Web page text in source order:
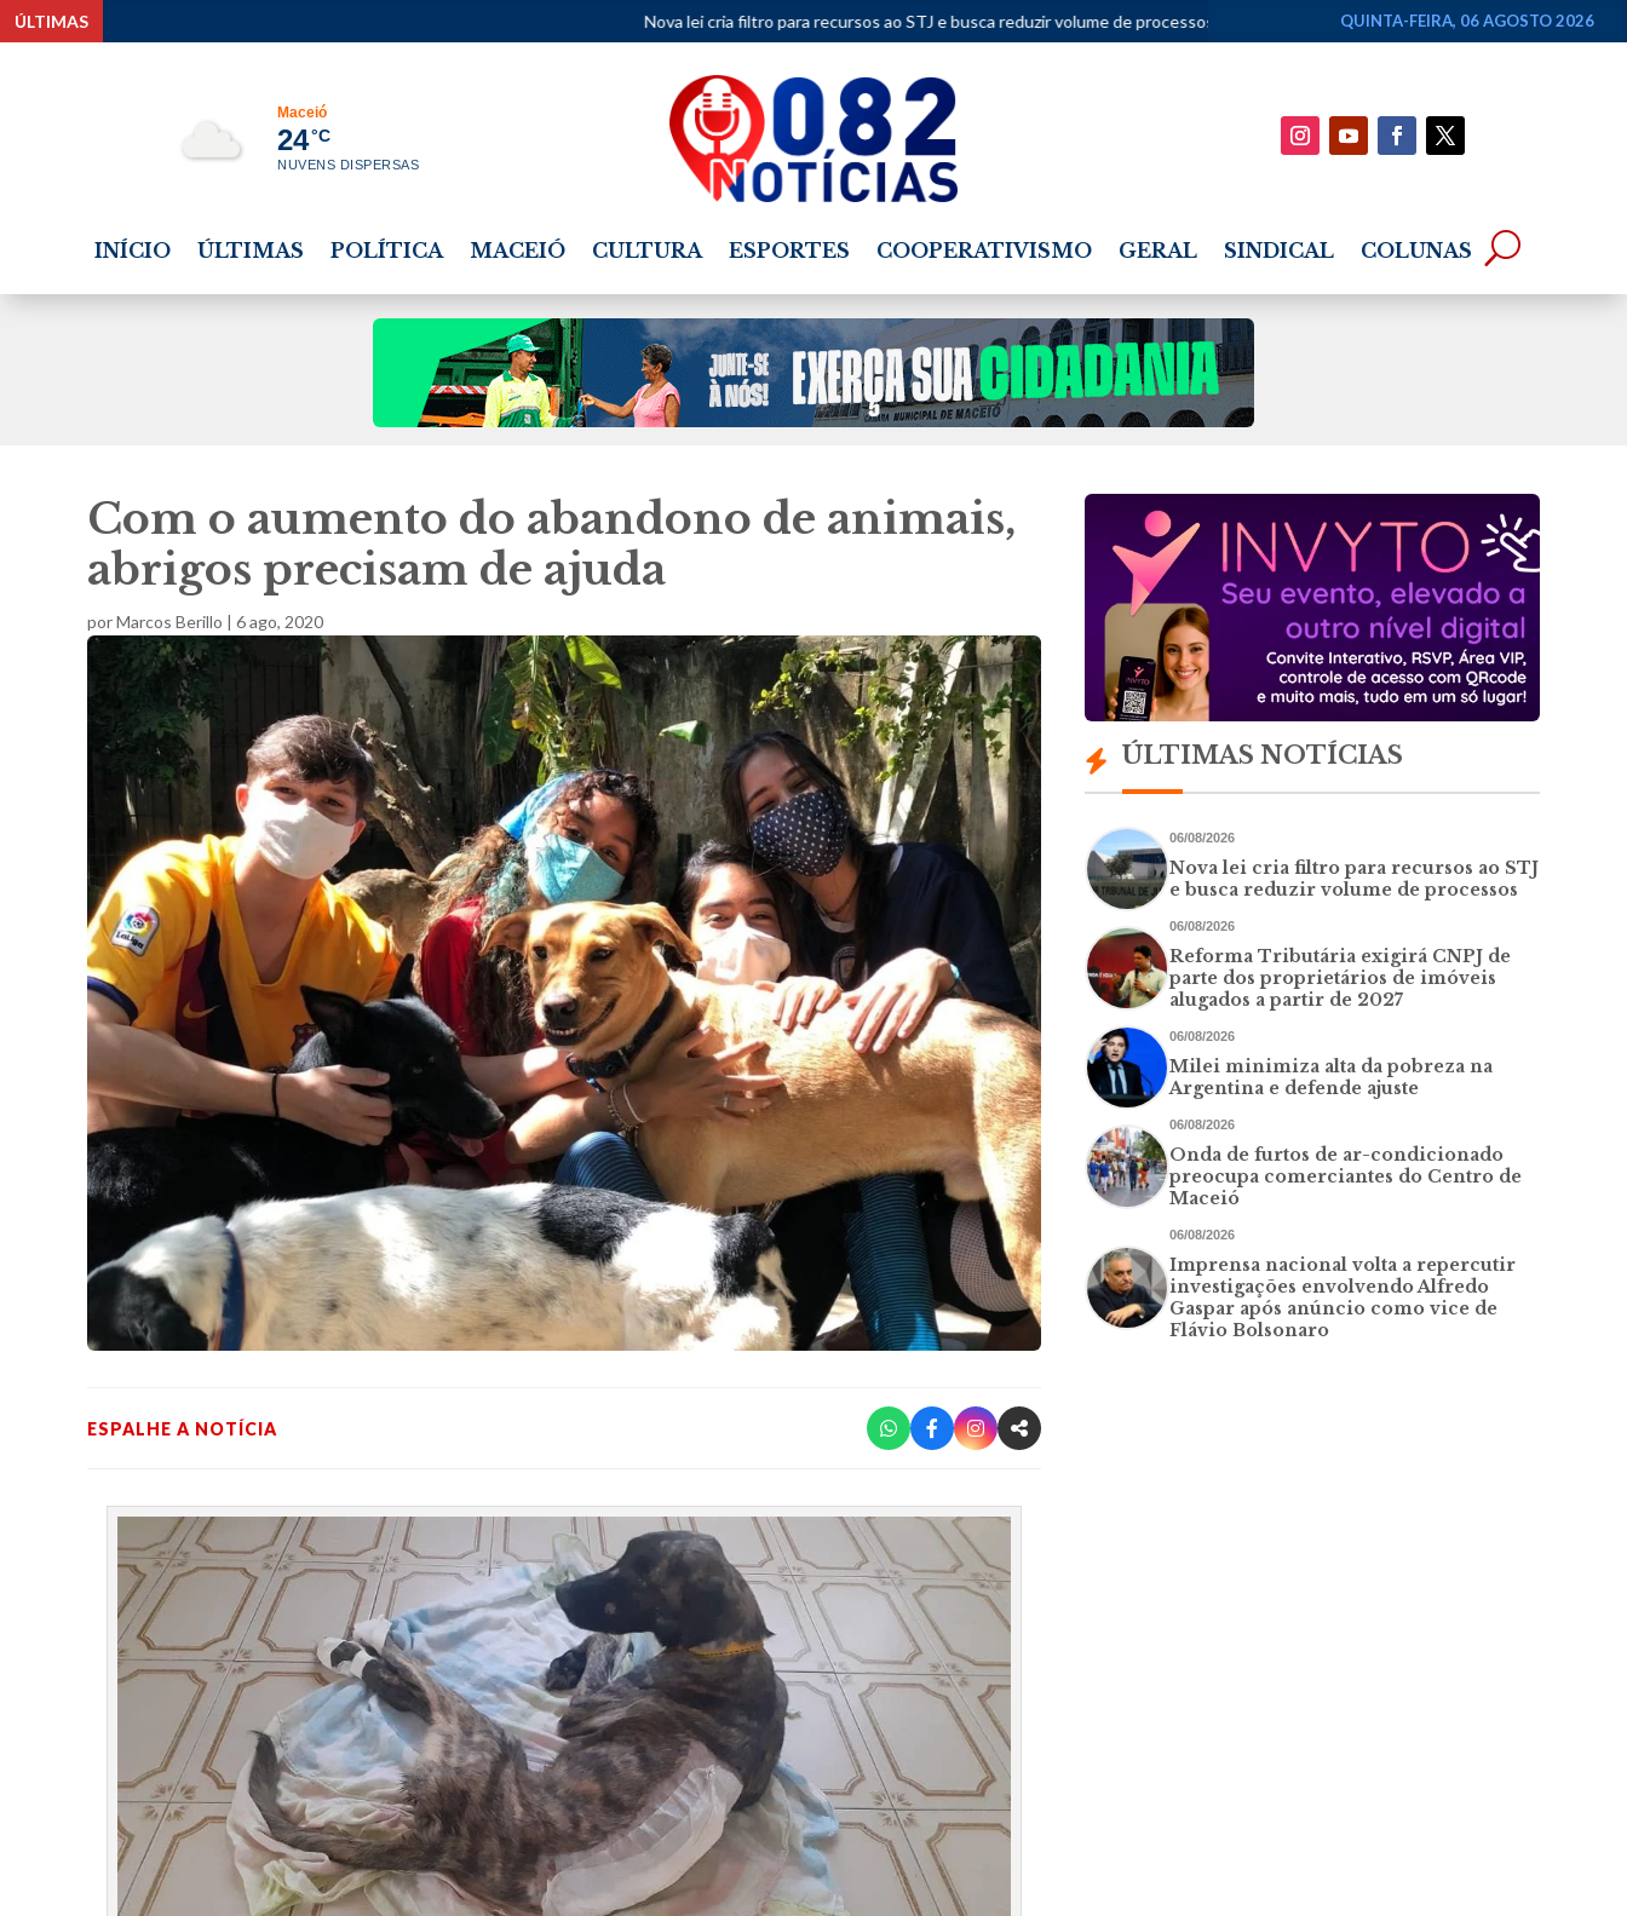
ÚLTIMAS Nova lei cria filtro para recursos ao STJ e busca reduzir volume de processos • Reforma Tributária exigirá CNPJ de parte dos proprietários de
QUINTA-FEIRA, 06 AGOSTO 2026
Maceió
24°C
NUVENS DISPERSAS
INÍCIO ÚLTIMAS POLÍTICA MACEIÓ CULTURA ESPORTES COOPERATIVISMO GERAL SINDICAL COLUNAS
Com o aumento do abandono de animais,
abrigos precisam de ajuda
porMarcos Berillo 6 ago, 2020
ESPALHE A NOTÍCIA
ÚLTIMAS NOTÍCIAS
06/08/2026
Nova lei cria filtro para recursos ao STJ
e busca reduzir volume de processos
06/08/2026
Reforma Tributária exigirá CNPJ de
parte dos proprietários de imóveis
alugados a partir de 2027
06/08/2026
Milei minimiza alta da pobreza na
Argentina e defende ajuste
06/08/2026
Onda de furtos de ar-condicionado
preocupa comerciantes do Centro de
Maceió
06/08/2026
Imprensa nacional volta a repercutir
investigações envolvendo Alfredo
Gaspar após anúncio como vice de
Flávio Bolsonaro